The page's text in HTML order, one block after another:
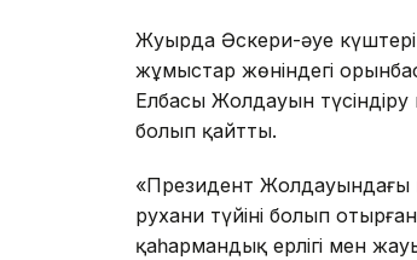
Жуырда Әскери-әуе
жұмыстар жөніндегі
Елбасы Жолдауын
болып қайтты.
«Президент Жолдауындағы
рухани түйіні болып
қаһармандық ерлігі мен